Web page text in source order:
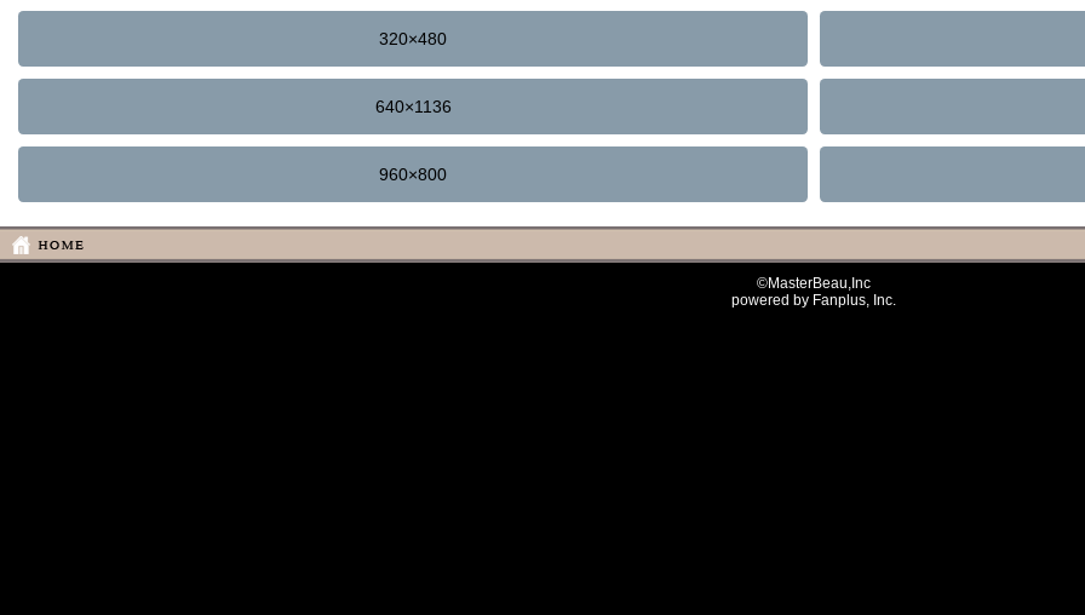
320×480
640×1136
960×800
©MasterBeau,Inc
powered by Fanplus, Inc.